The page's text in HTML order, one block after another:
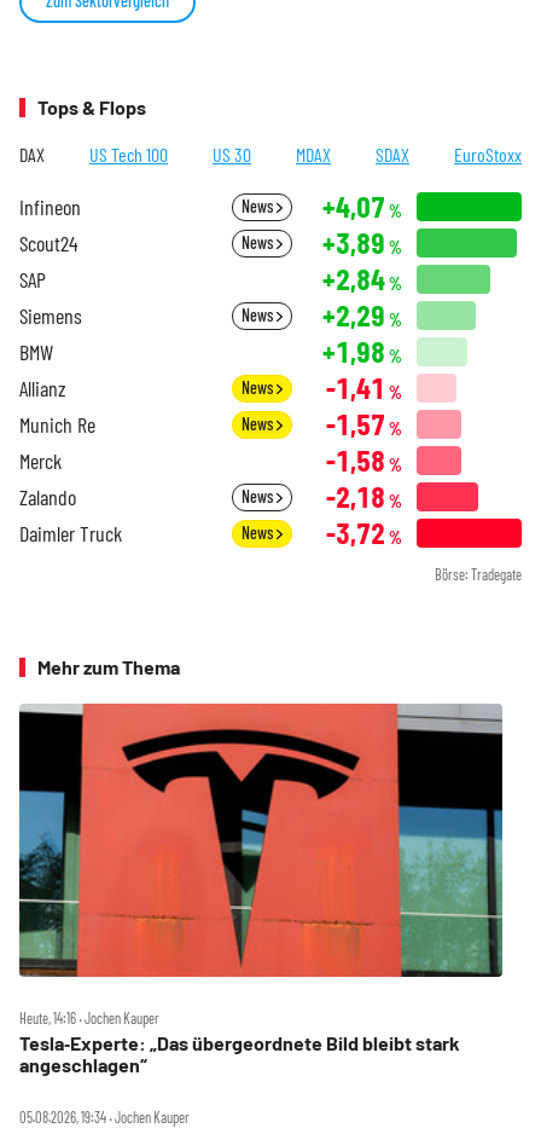
Tops & Flops
DAX US Tech 100 US 30 MDAX SDAX EuroStoxx
Infineon News +4,07 %
Scout24 News +3,89 %
SAP +2,84%
Siemens News +2,29 %
BMW +1,98 %
Allianz News -1,41 %
Munich Re News -1,57 %
Merck -1,58 %
Zalando News -2,18 %
Daimler Truck News -3,72 %
Börse: Tradegate
Mehr zum Thema
Heute, 14:16 ‧ Jochen Kauper
Tesla‑Experte: „Das übergeordnete Bild bleibt stark
angeschlagen“
05.08.2026, 19:34 ‧ Jochen Kauper